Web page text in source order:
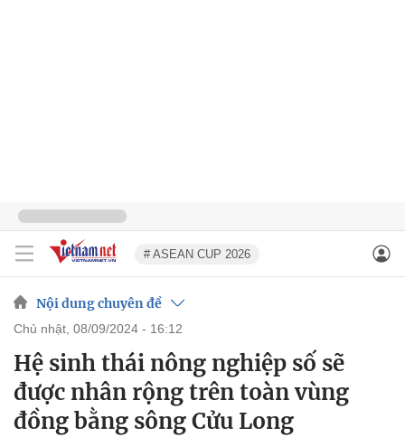
# ASEAN CUP 2026
Nội dung chuyên đề
chủ nhật, 08/09/2024 - 16:12
Hệ sinh thái nông nghiệp số sẽ
được nhân rộng trên toàn vùng
đồng bằng sông Cửu Long